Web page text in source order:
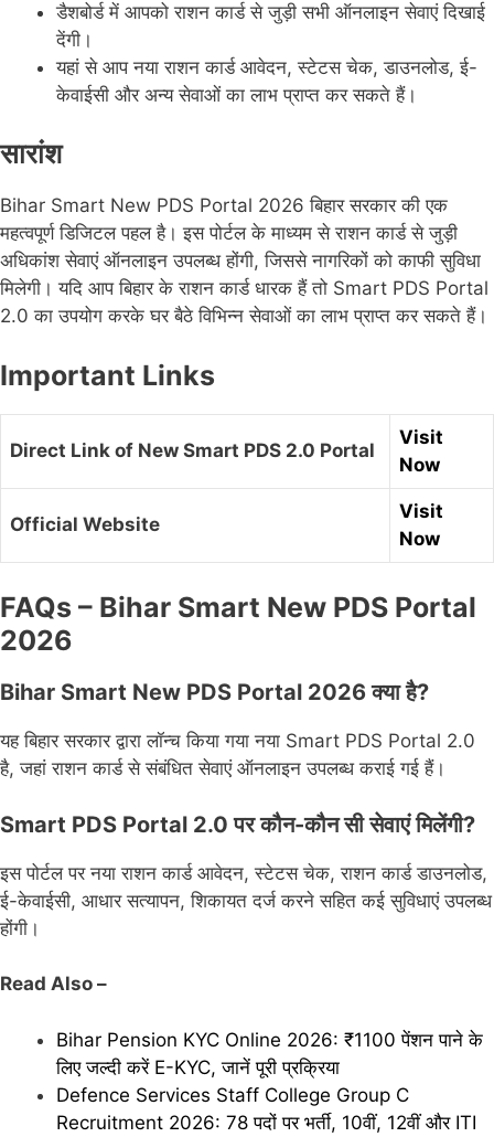
डैशबोर्ड में आपको राशन कार्ड से जुड़ी सभी ऑनलाइन सेवाएं दिखाई
देंगी।
यहां से आप नया राशन कार्ड आवेदन, स्टेटस चेक, डाउनलोड, ई-
केवाईसी और अन्य सेवाओं का लाभ प्राप्त कर सकते हैं।
सारांश
Bihar Smart New PDS Portal 2026 बिहार सरकार की एक
महत्वपूर्ण डिजिटल पहल है। इस पोर्टल के माध्यम से राशन कार्ड से जुड़ी
अधिकांश सेवाएं ऑनलाइन उपलब्ध होंगी, जिससे नागरिकों को काफी सुविधा
मिलेगी। यदि आप बिहार के राशन कार्ड धारक हैं तो Smart PDS Portal
2.0 का उपयोग करके घर बैठे विभिन्न सेवाओं का लाभ प्राप्त कर सकते हैं।
Important Links
Direct Link of New Smart PDS 2.0 Portal
Visit
Now
Official Website
Visit
Now
FAQs – Bihar Smart New PDS Portal
2026
Bihar Smart New PDS Portal 2026 क्या है?
यह बिहार सरकार द्वारा लॉन्च किया गया नया Smart PDS Portal 2.0
है, जहां राशन कार्ड से संबंधित सेवाएं ऑनलाइन उपलब्ध कराई गई हैं।
Smart PDS Portal 2.0 पर कौन-कौन सी सेवाएं मिलेंगी?
इस पोर्टल पर नया राशन कार्ड आवेदन, स्टेटस चेक, राशन कार्ड डाउनलोड,
ई-केवाईसी, आधार सत्यापन, शिकायत दर्ज करने सहित कई सुविधाएं उपलब्ध
होंगी।
Read Also –
Bihar Pension KYC Online 2026: ₹1100 पेंशन पाने के
लिए जल्दी करें E-KYC, जानें पूरी प्रक्रिया
Defence Services Staff College Group C
Recruitment 2026: 78 पदों पर भर्ती, 10वीं, 12वीं और ITI